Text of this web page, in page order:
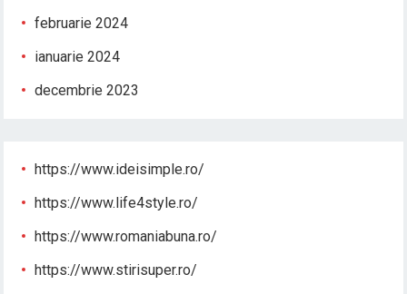
februarie 2024
ianuarie 2024
decembrie 2023
https://www.ideisimple.ro/
https://www.life4style.ro/
https://www.romaniabuna.ro/
https://www.stirisuper.ro/